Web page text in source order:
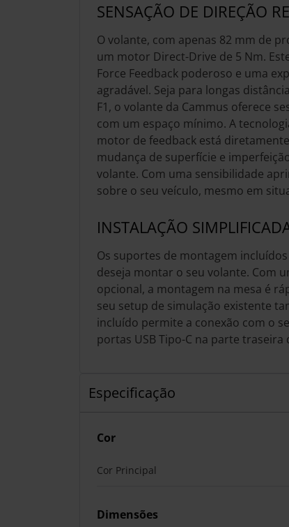
SENSAÇÃO DE DIREÇÃO
O volante, com apenas 82 mm de
um motor Direct-Drive de 5 Nm.
Force Feedback poderoso e uma
agradável. Seja para longas
F1, o volante da Cammus oferece
com um espaço mínimo. A
motor de feedback está
mudança de superfície e
volante. Com uma sensibilidade
sobre o seu veículo, mesmo em
INSTALAÇÃO
Os suportes de montagem
deseja montar o seu volante. Com
opcional, a montagem na mesa é
seu setup de simulação existente
incluído permite a conexão com o
portas USB Tipo-C na parte traseira
Especificação
Cor
Cor Principal
Dimensões